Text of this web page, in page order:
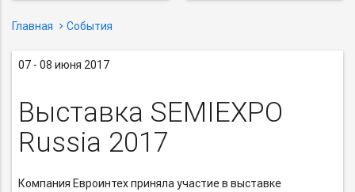
Главная События
07 - 08 июня 2017
Выставка SEMIEXPO
Russia 2017
Компания Евроинтех приняла участие в выставке